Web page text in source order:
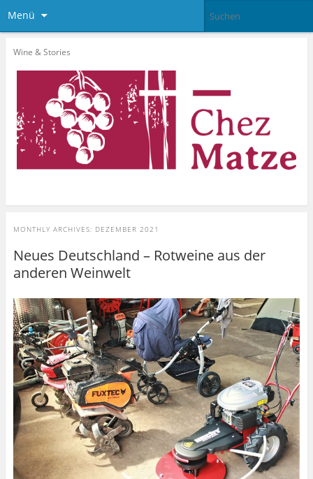
Menü
Wine & Stories
MONTHLY ARCHIVES: DEZEMBER 2021
Neues Deutschland – Rotweine aus der
anderen Weinwelt